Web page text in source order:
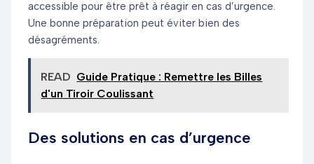
accessible pour être prêt à réagir en cas d’urgence.
Une bonne préparation peut éviter bien des
désagréments.
READ Guide Pratique : Remettre les Billes
d'un Tiroir Coulissant
Des solutions en cas d’urgence